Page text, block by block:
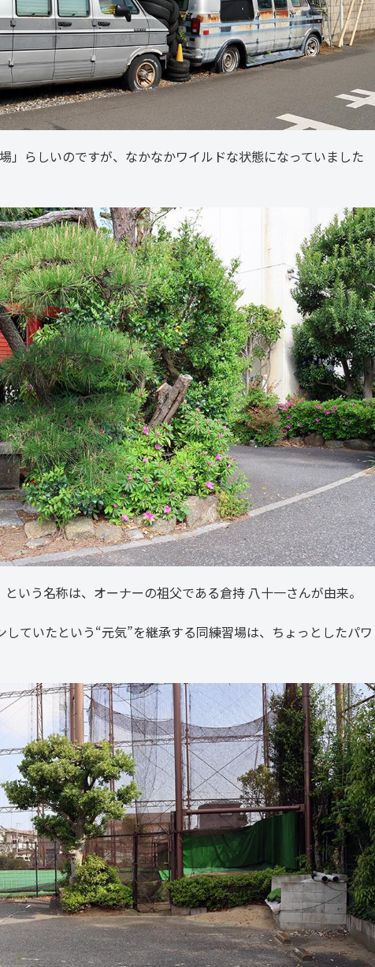
」らしいのですが、なかなかワイルドな状態になっていました
いう名称は、オーナーの祖父である倉持 八十一さんが由来。
ていたという“元気”を継承する同練習場は、ちょっとしたパワ